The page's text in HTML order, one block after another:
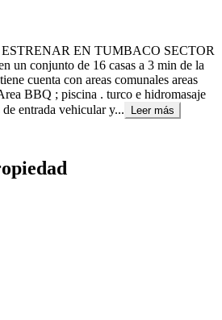
EN TUMBACO SECTOR
un conjunto de 16 casas a 3 min de la
cuenta con areas comunales areas
BBQ ; piscina . turco e hidromasaje
entrada vehicular y...
Leer más